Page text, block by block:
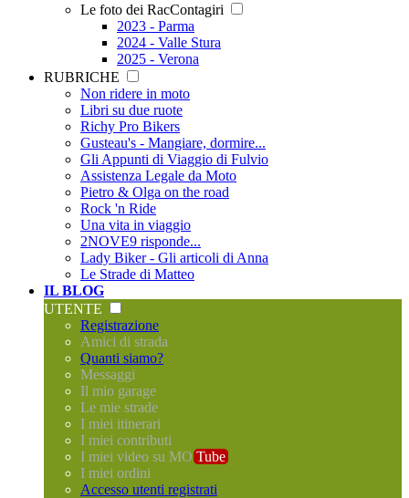
Le foto dei RacContagiri
2023 - Parma
2024 - Valle Stura
2025 - Verona
RUBRICHE
Non ridere in moto
Libri su due ruote
Richy Pro Bikers
Gusteau's - Mangiare, dormire...
Gli Appunti di Viaggio di Fulvio
Assistenza Legale da Moto
Pietro & Olga on the road
Rock 'n Ride
Una vita in viaggio
2NOVE9 risponde...
Lady Biker - Gli articoli di Anna
Le Strade di Matteo
IL BLOG
UTENTE
Registrazione
Amici di strada
Quanti siamo?
Messaggi
Il mio garage
Le mie strade
I miei itinerari
I miei contributi
I miei video su MO Tube
I miei ordini
Accesso utenti registrati